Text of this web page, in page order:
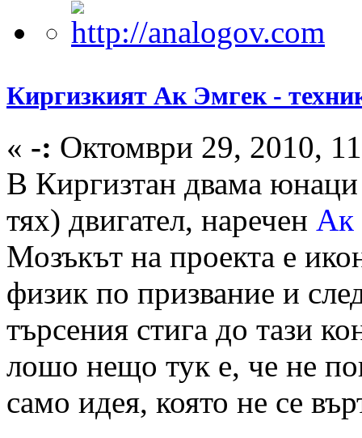
Киргизкият Ак Эмгек -
« -: Октомври 29, 2010,
В Киргизтан двама юнаци
тях) двигател, наречен Ак
Мозъкът на проекта е
физик по призвание и
търсения стига до тази
лошо нещо тук е, че не
само идея, която не се